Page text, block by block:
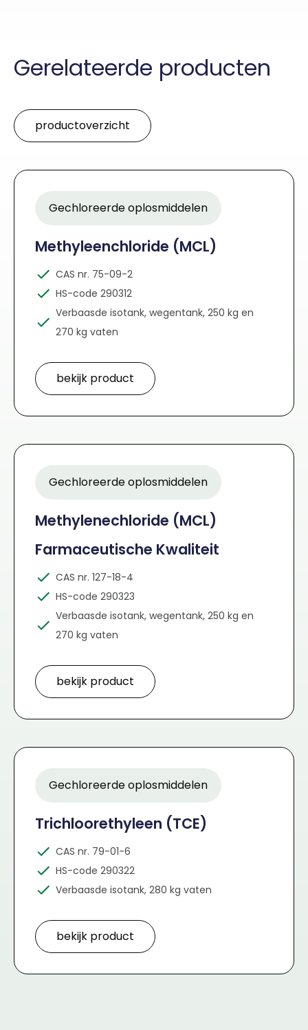
Gerelateerde producten
productoverzicht
Gechloreerde oplosmiddelen
Methyleenchloride (MCL)
CAS nr. 75-09-2
HS-code 290312
Verbaasde isotank, wegentank, 250 kg en
270 kg vaten
bekijk product
Gechloreerde oplosmiddelen
Methylenechloride (MCL)
Farmaceutische Kwaliteit
CAS nr. 127-18-4
HS-code 290323
Verbaasde isotank, wegentank, 250 kg en
270 kg vaten
bekijk product
Gechloreerde oplosmiddelen
Trichloorethyleen (TCE)
CAS nr. 79-01-6
HS-code 290322
Verbaasde isotank, 280 kg vaten
bekijk product